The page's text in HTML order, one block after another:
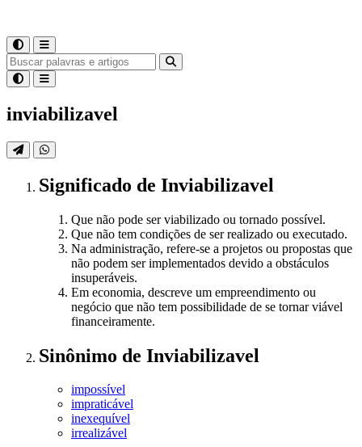
inviabilizavel
Significado de Inviabilizavel
Que não pode ser viabilizado ou tornado possível.
Que não tem condições de ser realizado ou executado.
Na administração, refere-se a projetos ou propostas que
não podem ser implementados devido a obstáculos
insuperáveis.
Em economia, descreve um empreendimento ou
negócio que não tem possibilidade de se tornar viável
financeiramente.
Sinônimo de Inviabilizavel
impossível
impraticável
inexequível
irrealizável